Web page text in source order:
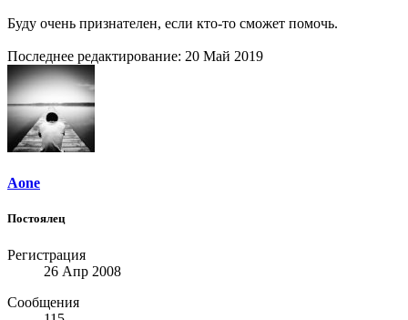
Буду очень признателен, если кто-то сможет помочь.
Последнее редактирование: 20 Май 2019
Aone
Постоялец
Регистрация
26 Апр 2008
Сообщения